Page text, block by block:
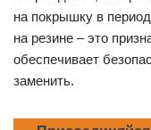
на покрышку в
на резине – это
обеспечивает
заменить.